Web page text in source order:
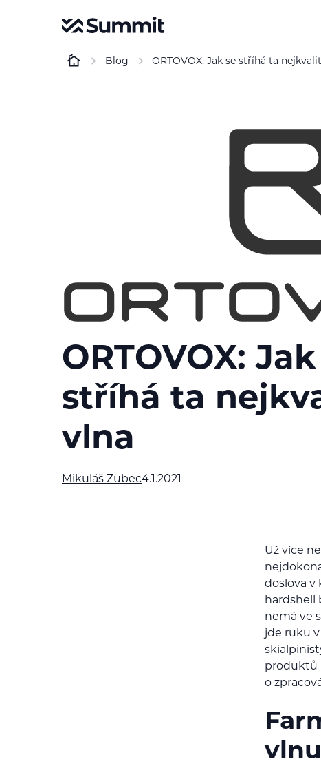
Blog ORTOVOX: Jak se stříhá ta
ORTOVOX:
stříhá ta
vlna
Mikuláš Zubec4.1.2021
Už více
doslova v
hardshell
nemá ve
jde ruku
produktů
o